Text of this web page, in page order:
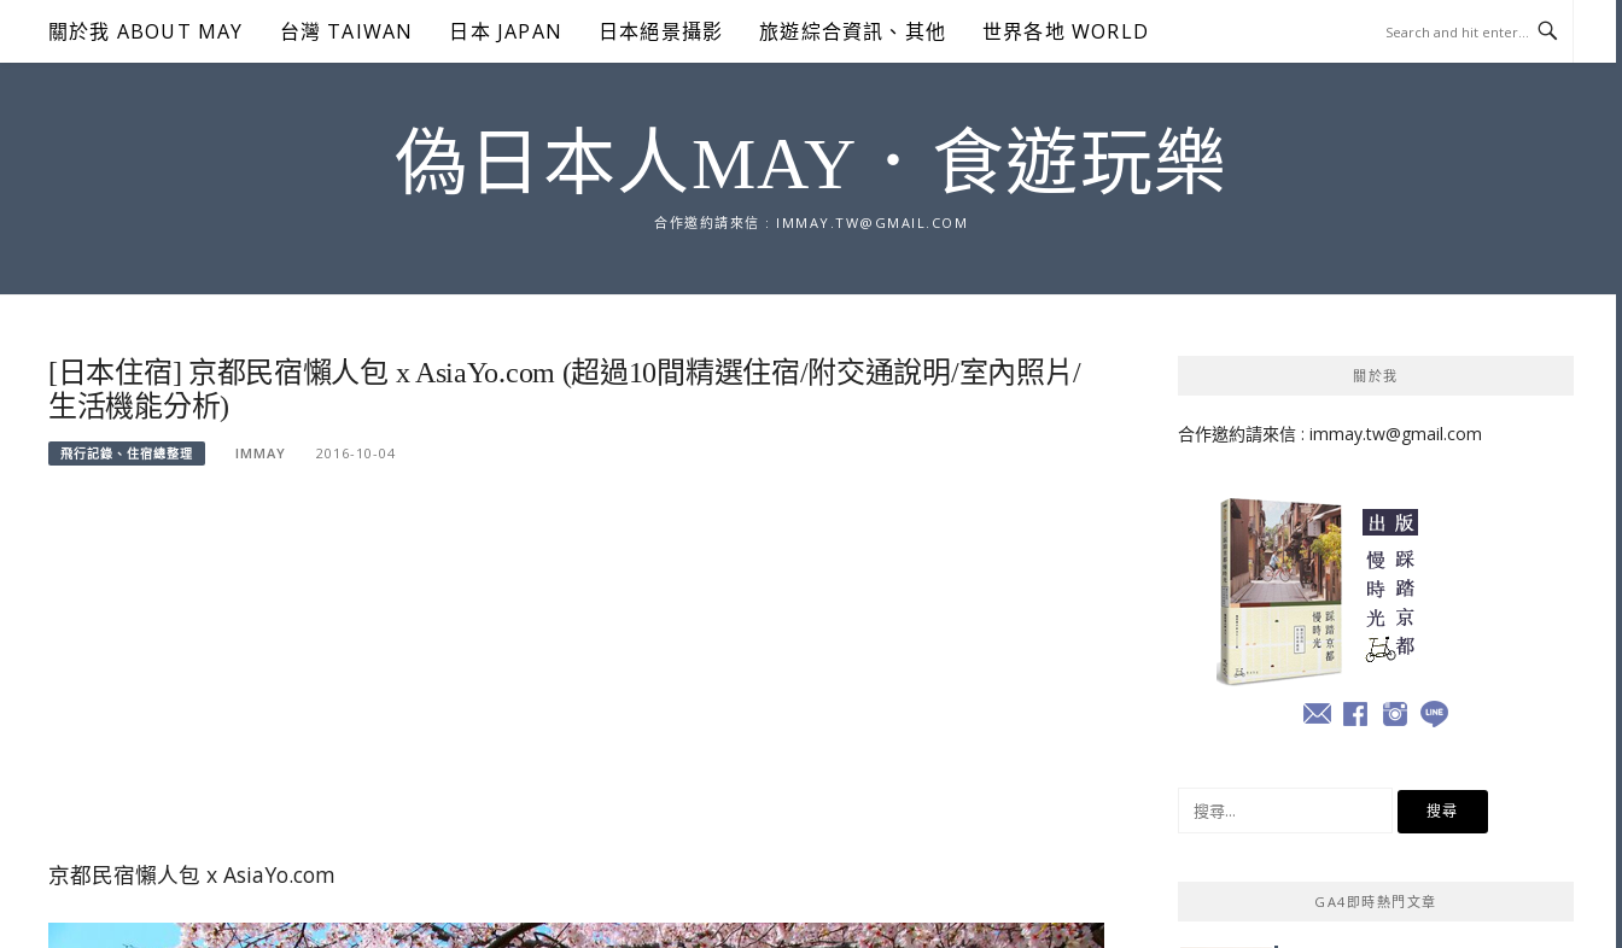
content
關於我 ABOUT MAY 台灣 TAIWAN 日本 JAPAN 日本絕景攝影 旅遊綜合資訊、其他 世界各地 WORLD
偽日本人MAY．食遊玩樂
合作邀約請來信 : IMMAY.TW@GMAIL.COM
[日本住宿] 京都民宿懶人包 x AsiaYo.com (超過10間精選住宿/附交通說明/室內照片/
生活機能分析)
飛行記錄、住宿總整理 IMMAY 2016-10-04
京都民宿懶人包 x AsiaYo.com
關於我
合作邀約請來信 : immay.tw@gmail.com
GA4即時熱門文章